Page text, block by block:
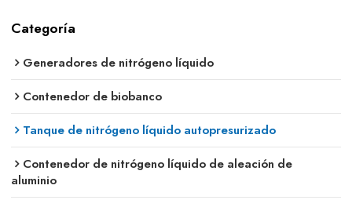
Categoría
Generadores de nitrógeno líquido
Contenedor de biobanco
Tanque de nitrógeno líquido autopresurizado
Contenedor de nitrógeno líquido de aleación de
aluminio